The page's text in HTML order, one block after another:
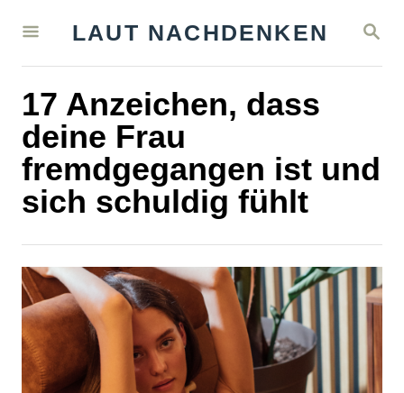
S
A
LAUT NACHDENKEN
17 Anzeichen, dass
deine Frau
fremdgegangen ist und
sich schuldig fühlt